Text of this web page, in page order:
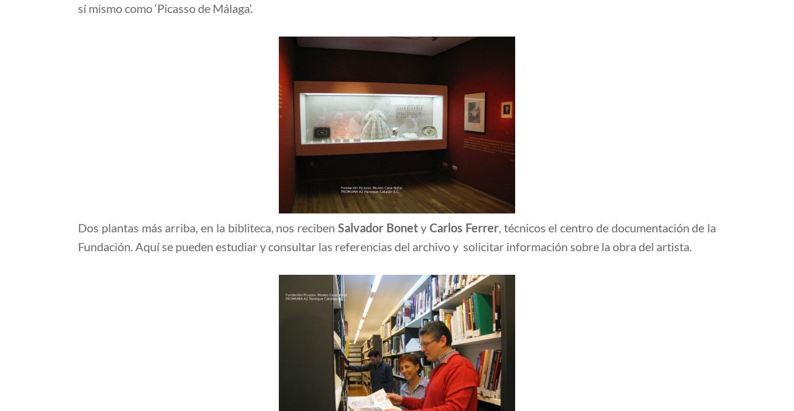
sí mismo como ‘Picasso de Málaga’.
Dos plantas más arriba, en la bibliteca, nos reciben Salvador Bonet y Carlos Ferrer, técnicos el centro de documentación de la
Fundación. Aquí se pueden estudiar y consultar las referencias del archivo y solicitar información sobre la obra del artista.